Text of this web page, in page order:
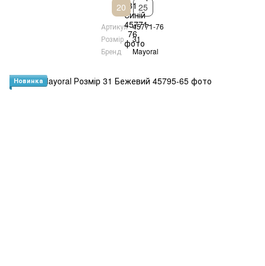
20 25
Артикул 45771-76
Розмір
31
Бренд
Mayoral
Новинка